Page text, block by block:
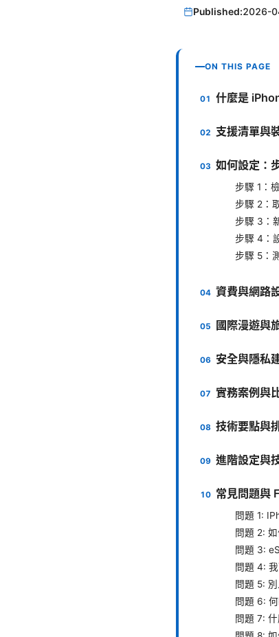
Published:2026-
ON THIS PAGE
什麼是
支援清單與
如何設定：
步驟 1：
步驟 2：
步驟 3：
步驟 4：
步驟 5：
資費與網路
國際漫遊與
安全與隱私
實務案例與
技術要點與
進階設定與
常見問題與
問題 1:
問題 2:
問題 3:
問題 4:
問題 5:
問題 6:
問題 7: